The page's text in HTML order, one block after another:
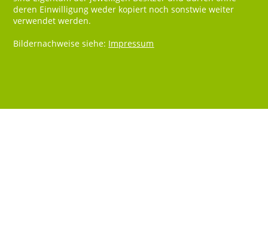
deren Einwilligung weder kopiert noch sonstwie weiter
verwendet werden.
Bildernachweise siehe: Impressum